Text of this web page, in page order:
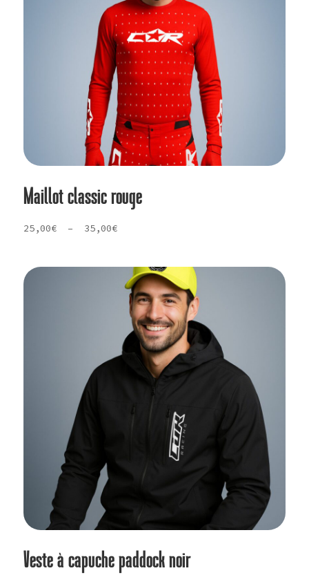
Maillot classic rouge
25,00€ – 35,00€Plage
25,00€
35,00€
Veste à capuche paddock noir